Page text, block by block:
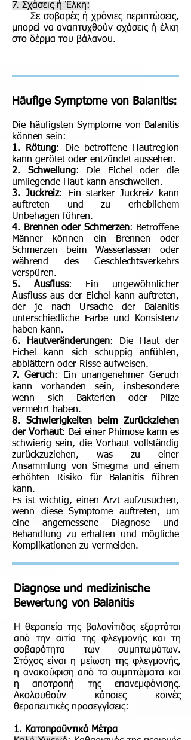
7. Σχάσεις ή Έλκη:
- Σε σοβαρές ή χρόνιες περιπτώσεις,
μπορεί να αναπτυχθούν σχάσεις ή έλκη
στο δέρμα του βάλανου.
Häufige Symptome von Balanitis:
Die häufigsten Symptome von Balanitis
können sein:
1. Rötung: Die betroffene Hautregion
kann gerötet oder entzündet aussehen.
2. Schwellung: Die Eichel oder die
umliegende Haut kann anschwellen.
3. Juckreiz: Ein starker Juckreiz kann
auftreten und zu erheblichem
Unbehagen führen.
4. Brennen oder Schmerzen: Betroffene
Männer können ein Brennen oder
Schmerzen beim Wasserlassen oder
während des Geschlechtsverkehrs
verspüren.
5. Ausfluss: Ein ungewöhnlicher
Ausfluss aus der Eichel kann auftreten,
der je nach Ursache der Balanitis
unterschiedliche Farbe und Konsistenz
haben kann.
6. Hautveränderungen: Die Haut der
Eichel kann sich schuppig anfühlen,
abblättern oder Risse aufweisen.
7. Geruch: Ein unangenehmer Geruch
kann vorhanden sein, insbesondere
wenn sich Bakterien oder Pilze
vermehrt haben.
8. Schwierigkeiten beim Zurückziehen
der Vorhaut: Bei einer Phimose kann es
schwierig sein, die Vorhaut vollständig
zurückzuziehen, was zu einer
Ansammlung von Smegma und einem
erhöhten Risiko für Balanitis führen
kann.
Es ist wichtig, einen Arzt aufzusuchen,
wenn diese Symptome auftreten, um
eine angemessene Diagnose und
Behandlung zu erhalten und mögliche
Komplikationen zu vermeiden.
Diagnose und medizinische
Bewertung von Balanitis
Η θεραπεία της βαλανίτιδας εξαρτάται
από την αιτία της φλεγμονής και τη
σοβαρότητα των συμπτωμάτων.
Στόχος είναι η μείωση της φλεγμονής,
η ανακούφιση από τα συμπτώματα και
η αποτροπή της επανεμφάνισης.
Ακολουθούν κάποιες κοινές
θεραπευτικές προσεγγίσεις:
1. Καταπραϋντικά Μέτρα